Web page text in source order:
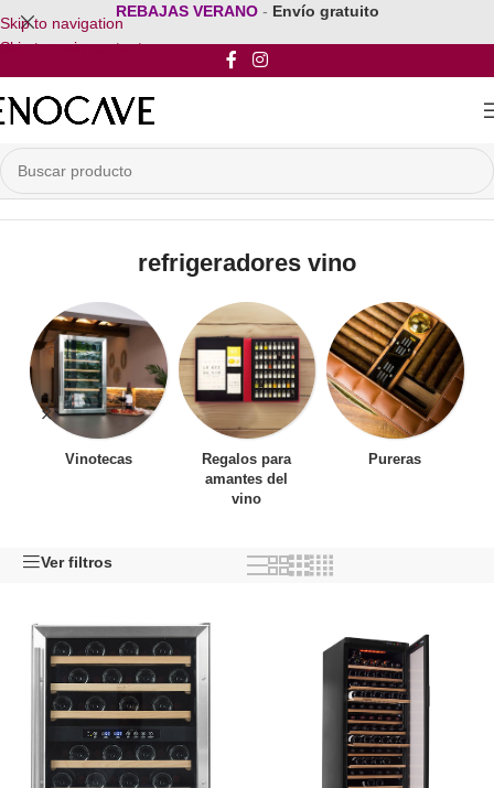
Skip to navigation
Skip to main content
REBAJAS VERANO - Envío gratuito
Inicio/Productos etiquetados “refrigeradores vino”
refrigeradores vino
Vinotecas
Regalos para
amantes del
vino
Pureras
Ver filtros